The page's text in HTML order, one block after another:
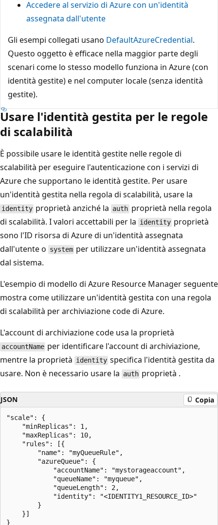
Accedere al servizio di Azure con un'identità
assegnata dall'utente
Gli esempi collegati usano DefaultAzureCredential.
Questo oggetto è efficace nella maggior parte degli
scenari come lo stesso modello funziona in Azure (con
identità gestite) e nel computer locale (senza identità
gestite).
Usare l'identità gestita per le regole
di scalabilità
È possibile usare le identità gestite nelle regole di
scalabilità per eseguire l'autenticazione con i servizi di
Azure che supportano le identità gestite. Per usare
un'identità gestita nella regola di scalabilità, usare la
identity proprietà anziché la authproprietà nella regola
di scalabilità. I valori accettabili per la identity proprietà
sono l'ID risorsa di Azure di un'identità assegnata
dall'utente o system per utilizzare un'identità assegnata
dal sistema.
L'esempio di modello di Azure Resource Manager seguente
mostra come utilizzare un'identità gestita con una regola
di scalabilità per archiviazione code di Azure.
L'account di archiviazione code usa la proprietà
accountName per identificare l'account di archiviazione,
mentre la proprietà identity specifica l'identità gestita da
usare. Non è necessario usare la auth proprietà .
JSON Copia
"scale": {
    "minReplicas": 1,
    "maxReplicas": 10,
    "rules": [{
        "name": "myQueueRule",
        "azureQueue": {
            "accountName": "mystorageaccount",
            "queueName": "myqueue",
            "queueLength": 2,
            "identity": "<IDENTITY1_RESOURCE_ID>"
        }
    }]